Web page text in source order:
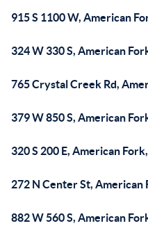
915 S 1100 W, American
324 W 330 S, American
765 Crystal Creek Rd,
379 W 850 S, American
320 S 200 E, American
272 N Center St, American
882 W 560 S, American